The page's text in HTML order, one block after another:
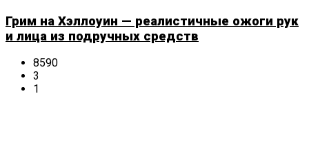
Грим на Хэллоуин — реалистичные ожоги рук
и лица из подручных средств
8590
3
1